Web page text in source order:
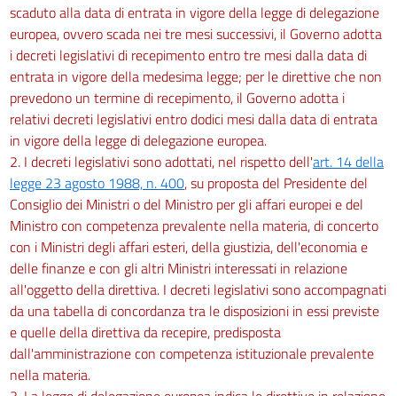
scaduto alla data di entrata in vigore della legge di delegazione
europea, ovvero scada nei tre mesi successivi, il Governo adotta
i decreti legislativi di recepimento entro tre mesi dalla data di
entrata in vigore della medesima legge; per le direttive che non
prevedono un termine di recepimento, il Governo adotta i
relativi decreti legislativi entro dodici mesi dalla data di entrata
in vigore della legge di delegazione europea.
2. I decreti legislativi sono adottati, nel rispetto dell'art. 14 della
legge 23 agosto 1988, n. 400, su proposta del Presidente del
Consiglio dei Ministri o del Ministro per gli affari europei e del
Ministro con competenza prevalente nella materia, di concerto
con i Ministri degli affari esteri, della giustizia, dell'economia e
delle finanze e con gli altri Ministri interessati in relazione
all'oggetto della direttiva. I decreti legislativi sono accompagnati
da una tabella di concordanza tra le disposizioni in essi previste
e quelle della direttiva da recepire, predisposta
dall'amministrazione con competenza istituzionale prevalente
nella materia.